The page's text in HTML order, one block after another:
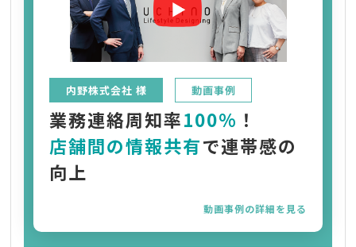
内野株式会社 様 動画事例
業務連絡周知率100% ！
店舗間の情報共有で連帯感の
向上
動画事例の詳細を見る